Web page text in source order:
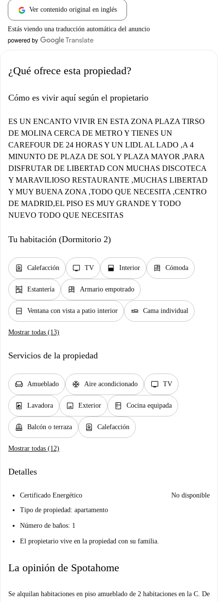
Ver contenido original en inglés
Estás viendo una traducción automática del anuncio
¿Qué ofrece esta propiedad?
Cómo es vivir aquí según el propietario
ES UN ENCANTO VIVIR EN ESTA ZONA PLAZA TIRSO
DE MOLINA CERCA DE METRO Y TIENES UN
CAREFOUR DE 24 HORAS Y UN LIDL AL LADO ,A 4
MINUNTO DE PLAZA DE SOL Y PLAZA MAYOR ,PARA
DISFRUTAR DE LIBERTAD CON MUCHAS DISCOTECA
Y MARAVILIOSO RESTAURANTE ,MUCHAS LIBERTAD
Y MUY BUENA ZONA ,TODO QUE NECESITA ,CENTRO
DE MADRID,EL PISO ES MUY GRANDE Y TODO
NUEVO TODO QUE NECESITAS
Tu habitación (Dormitorio 2)
water_heater Calefacción tv TV window_open Interior dresser Cómoda
shelves Estantería dresser Armario empotrado
window_closed Ventana con vista a patio interior airline_seat_flat Cama individual
Mostrar todas (13)
Servicios de la propiedad
chair Amueblado ac_unit Aire acondicionado tv TV
local_laundry_service Lavadora image Exterior kitchen Cocina equipada
balcony Balcón o terraza water_heater Calefacción
Mostrar todas (12)
Detalles
Certificado Energético
No disponible
Tipo de propiedad: apartamento
Número de baños: 1
El propietario vive en la propiedad con su familia.
La opinión de Spotahome
Se alquilan habitaciones en piso amueblado de 2 habitaciones en la C. De